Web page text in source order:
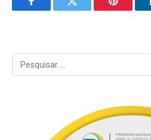
FacebookTwitter Pinterest